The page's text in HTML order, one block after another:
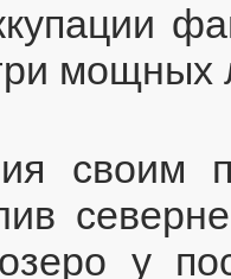
мощных
своим
у